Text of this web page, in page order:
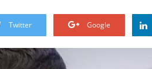
Twitter Google